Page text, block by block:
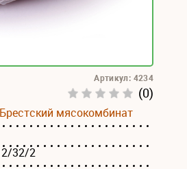
(0)
Артикул: 4234
Брестский мясокомбинат
32/2